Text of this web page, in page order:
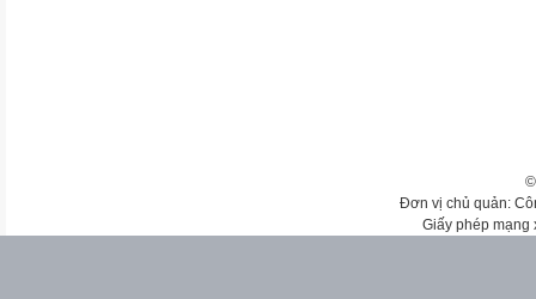
Đơn vị chủ quản:
Giấy phép mạng